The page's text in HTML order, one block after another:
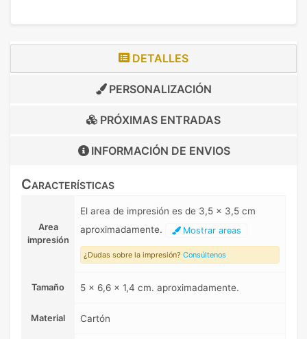
DETALLES
PERSONALIZACIÓN
PRÓXIMAS ENTRADAS
INFORMACIÓN DE ENVIOS
Características
Area
impresión
El area de impresión es de 3,5 x 3,5 cm
aproximadamente.
Mostrar areas
¿Dudas sobre la impresión? Consúltenos
Tamaño 5 x 6,6 x 1,4 cm. aproximadamente.
Material Cartón